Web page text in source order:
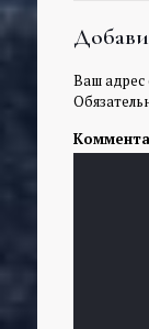
Ваш адрес